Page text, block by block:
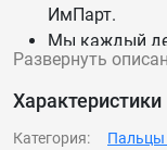
ИмПарт.
Мы каждый
данные
Доставим
Развернуть
Характеристики
Категория: Пальцы